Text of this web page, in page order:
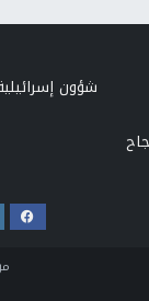
شؤون